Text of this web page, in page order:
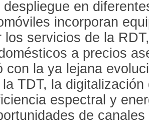
en
incorporan
los servicios de la
a precios
con la ya lejana
TDT, la
espectral y
de